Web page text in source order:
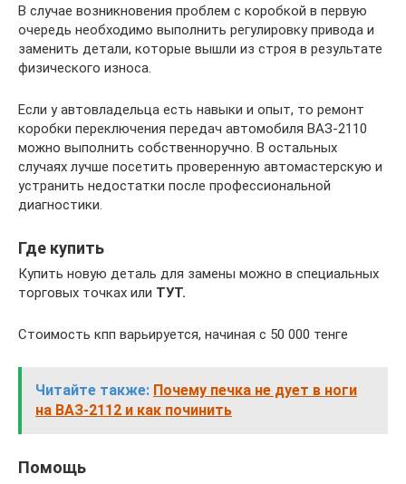
В случае возникновения проблем с коробкой в первую
очередь необходимо выполнить регулировку привода и
заменить детали, которые вышли из строя в результате
физического износа.
Если у автовладельца есть навыки и опыт, то ремонт
коробки переключения передач автомобиля ВАЗ-2110
можно выполнить собственноручно. В остальных
случаях лучше посетить проверенную автомастерскую и
устранить недостатки после профессиональной
диагностики.
Где купить
Купить новую деталь для замены можно в специальных
торговых точках или ТУТ.
Стоимость кпп варьируется, начиная с 50 000 тенге
Читайте также: Почему печка не дует в ноги
на ВАЗ-2112 и как починить
Помощь